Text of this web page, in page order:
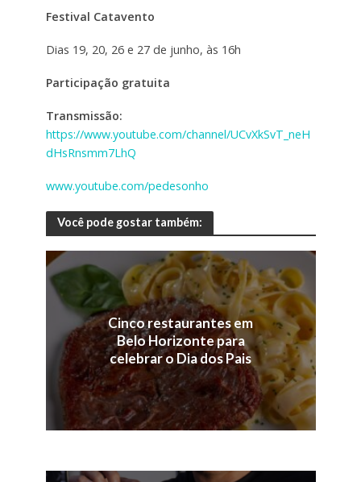
Festival Catavento
Dias 19, 20, 26 e 27 de junho, às 16h
Participação gratuita
Transmissão:
https://www.youtube.com/channel/UCvXkSvT_neH
dHsRnsmm7LhQ
www.youtube.com/pedesonho
Você pode gostar também:
Cinco restaurantes em
Belo Horizonte para
celebrar o Dia dos Pais